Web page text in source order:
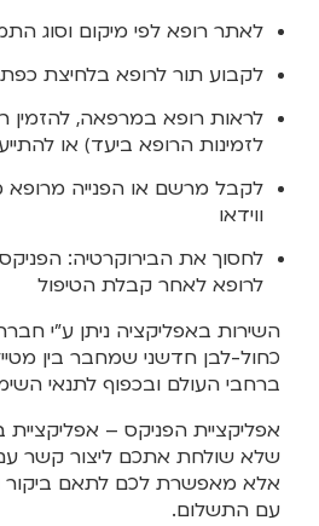
לאתר רופא לפי מיקום וסוג
לקבוע תור לרופא בלחיצת
לראות רופא במרפאה, להזמין
לזמינות הרופא ביעד) או
לקבל מרשם או הפנייה
ווידאו
לחסוך את הבירוקרטיה:
לרופא לאחר קבלת הטיפול
כחול-לבן חדשני שמחבר בין
ברחבי העולם ובכפוף לתנאי
אפליקציית הפניקס – אפליקציית
שלא שולחת אתכם ליצור קשר
אלא מאפשרת לכם לתאם ביקור
עם התשלום.